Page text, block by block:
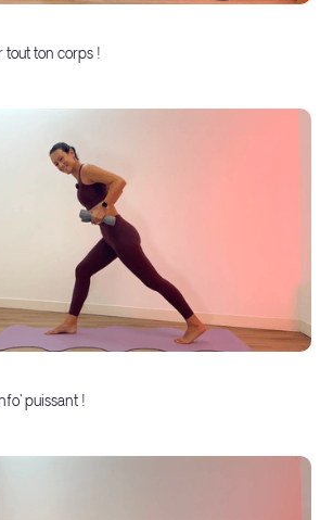
tout ton corps !
puissant !